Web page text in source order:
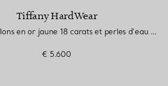
Tiffany HardWear
Collier à maillons en or jaune 18 carats et perles d’eau douce
€ 5.600